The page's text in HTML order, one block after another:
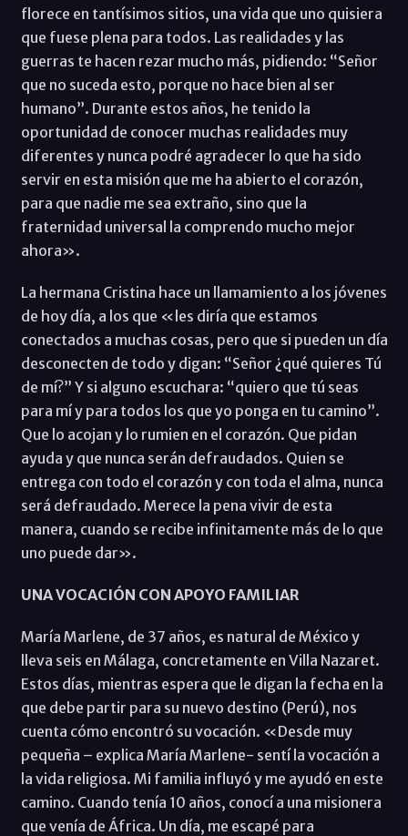
florece en tantísimos sitios, una vida que uno quisiera
que fuese plena para todos. Las realidades y las
guerras te hacen rezar mucho más, pidiendo: “Señor
que no suceda esto, porque no hace bien al ser
humano”. Durante estos años, he tenido la
oportunidad de conocer muchas realidades muy
diferentes y nunca podré agradecer lo que ha sido
servir en esta misión que me ha abierto el corazón,
para que nadie me sea extraño, sino que la
fraternidad universal la comprendo mucho mejor
ahora».
La hermana Cristina hace un llamamiento a los jóvenes
de hoy día, a los que «les diría que estamos
conectados a muchas cosas, pero que si pueden un día
desconecten de todo y digan: “Señor ¿qué quieres Tú
de mí?” Y si alguno escuchara: “quiero que tú seas
para mí y para todos los que yo ponga en tu camino”.
Que lo acojan y lo rumien en el corazón. Que pidan
ayuda y que nunca serán defraudados. Quien se
entrega con todo el corazón y con toda el alma, nunca
será defraudado. Merece la pena vivir de esta
manera, cuando se recibe infinitamente más de lo que
uno puede dar».
UNA VOCACIÓN CON APOYO FAMILIAR
María Marlene, de 37 años, es natural de México y
lleva seis en Málaga, concretamente en Villa Nazaret.
Estos días, mientras espera que le digan la fecha en la
que debe partir para su nuevo destino (Perú), nos
cuenta cómo encontró su vocación. «Desde muy
pequeña – explica María Marlene- sentí la vocación a
la vida religiosa. Mi familia influyó y me ayudó en este
camino. Cuando tenía 10 años, conocí a una misionera
que venía de África. Un día, me escapé para